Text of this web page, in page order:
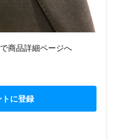
商品詳細ページへ
に登録